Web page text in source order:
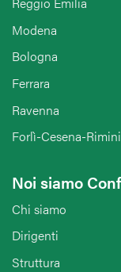
Modena
Bologna
Ferrara
Ravenna
Forlì-Cesena-Rimini
Noi siamo
Chi siamo
Dirigenti
Struttura